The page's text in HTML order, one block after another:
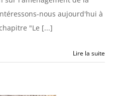
nous aujourd'hui à
"Le [...]
Lire la suite